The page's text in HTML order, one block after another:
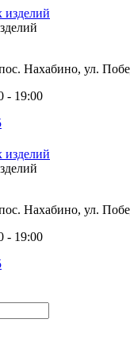
Нахабино, ул.
- 19:00
Нахабино, ул.
- 19:00